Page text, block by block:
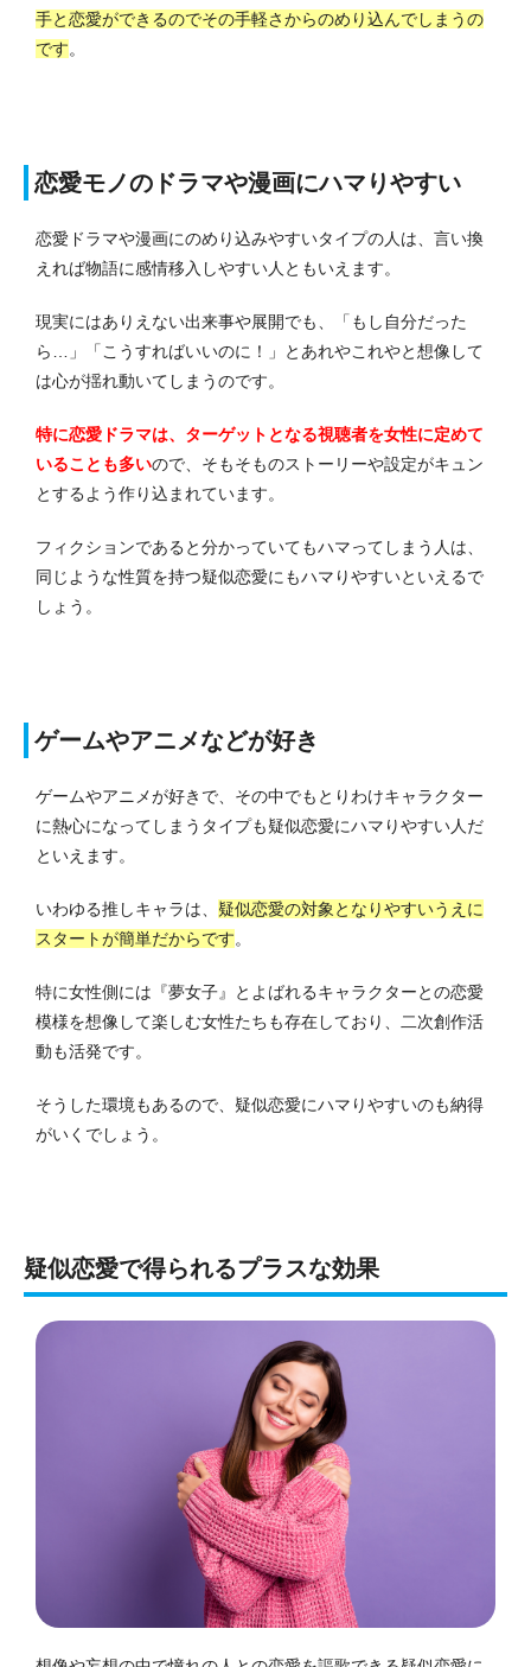
手と恋愛ができるのでその手軽さからのめり込んでしまうの
です。
恋愛モノのドラマや漫画にハマりやすい
恋愛ドラマや漫画にのめり込みやすいタイプの人は、言い換
えれば物語に感情移入しやすい人ともいえます。
現実にはありえない出来事や展開でも、「もし自分だった
ら…」「こうすればいいのに！」とあれやこれやと想像して
は心が揺れ動いてしまうのです。
特に恋愛ドラマは、ターゲットとなる視聴者を女性に定めて
いることも多いので、そもそものストーリーや設定がキュン
とするよう作り込まれています。
フィクションであると分かっていてもハマってしまう人は、
同じような性質を持つ疑似恋愛にもハマりやすいといえるで
しょう。
ゲームやアニメなどが好き
ゲームやアニメが好きで、その中でもとりわけキャラクター
に熱心になってしまうタイプも疑似恋愛にハマりやすい人だ
といえます。
いわゆる推しキャラは、 疑似恋愛の対象となりやすいうえに
スタートが簡単だからです。
特に女性側には『夢女子』とよばれるキャラクターとの恋愛
模様を想像して楽しむ女性たちも存在しており、二次創作活
動も活発です。
そうした環境もあるので、疑似恋愛にハマりやすいのも納得
がいくでしょう。
疑似恋愛で得られるプラスな効果